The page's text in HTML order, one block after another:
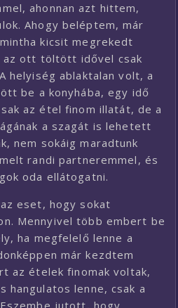
ahonnan azt hittem,
Ahogy beléptem, már
kicsit megrekedt
az ott töltött idővel csak
helyiség ablaktalan volt, a
be a konyhába, egy idő
az étel finom illatát, de a
a szagát is lehetett
nem sokáig maradtunk
randi partneremmel, és
oda ellátogatni.
eset, hogy sokat
Mennyivel több embert be
ha megfelelő lenne a
már kezdtem
az ételek finomak voltak,
hangulatos lenne, csak a